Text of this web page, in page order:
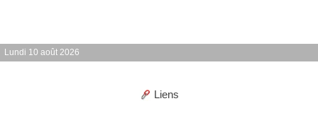
Lundi 10 août 2026
Liens